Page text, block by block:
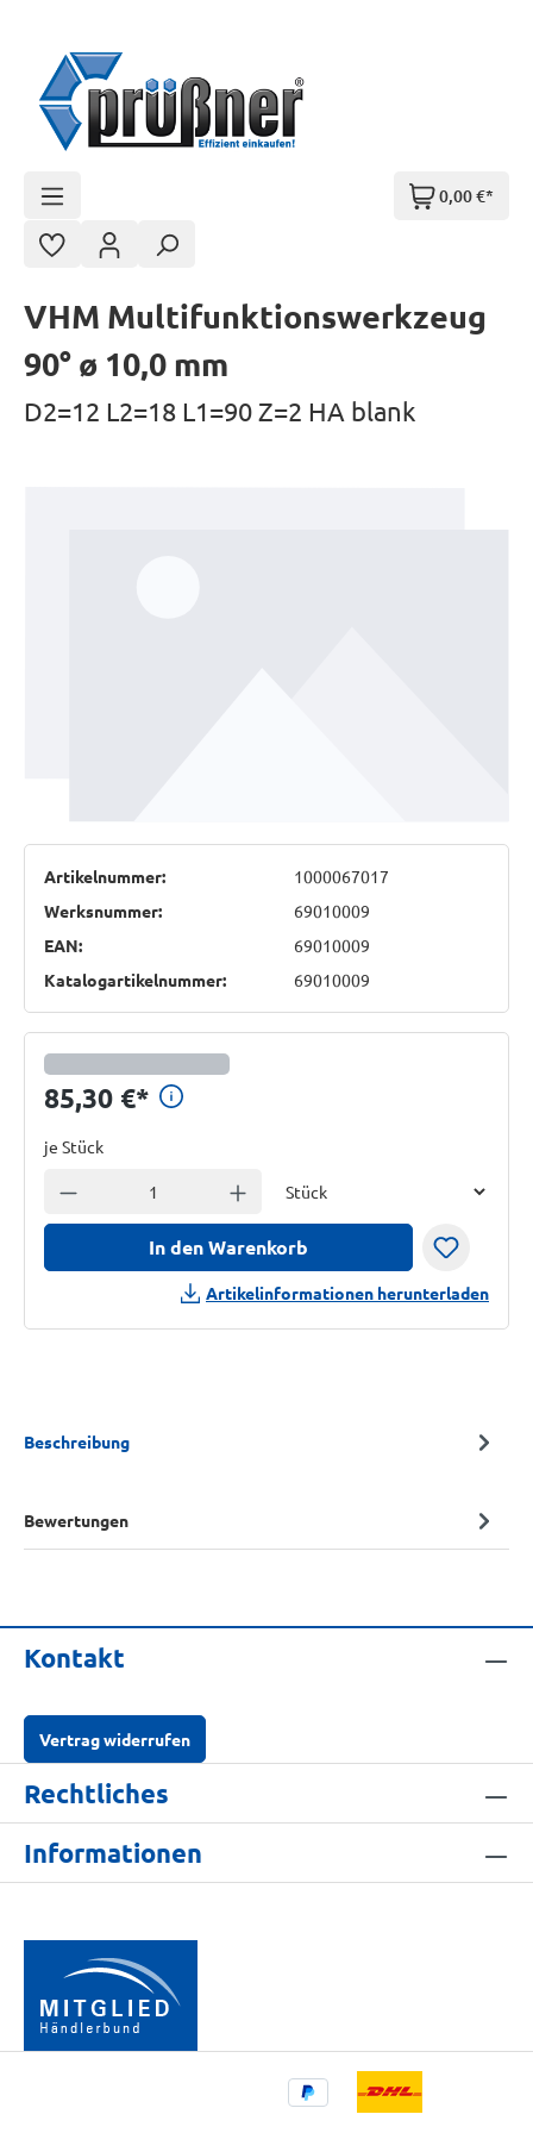
0,00 €*
VHM Multifunktionswerkzeug
90° ø 10,0 mm
D2=12 L2=18 L1=90 Z=2 HA blank
Artikelnummer:
1000067017
Werksnummer:
69010009
EAN:
69010009
Katalogartikelnummer:
69010009
85,30 €* Preisinformationen anzeigen
je Stück
Anzahl verringern Anzahl erhöhen
In den Warenkorb
Artikelinformationen herunterladen
Beschreibung
Bewertungen
Kontakt
Vertrag widerrufen
Rechtliches
Informationen